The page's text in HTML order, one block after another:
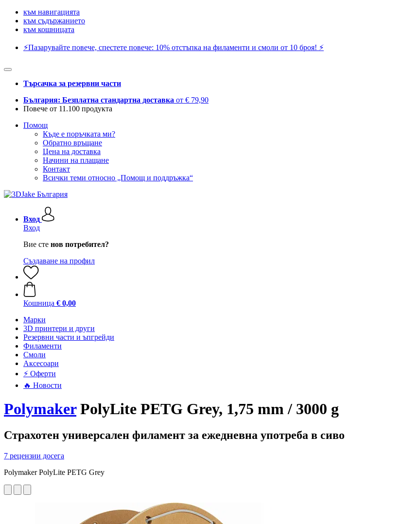
към навигацията
към съдържанието
към кошницата
⚡️Пазарувайте повече, спестете повече: 10% отстъпка на филаменти и смоли от 10 броя! ⚡️
Търсачка за резервни части
България: Безплатна стандартна доставка от € 79,90
Повече от 11.100 продукта
Помощ
Къде е поръчката ми?
Обратно връщане
Цена на доставка
Начини на плащане
Контакт
Всички теми относно „Помощ и поддръжка“
Вход
Вход
Вие сте нов потребител?
Създаване на профил
Кошница € 0,00
Mарки
3D принтери и други
Резервни части и ъпгрейди
Филаменти
Смоли
Аксесоари
⚡ Оферти
🔥 Новости
PolymakerPolyLite PETG Grey, 1,75 mm / 3000 g
Страхотен универсален филамент за ежедневна употреба в сиво
7 рецензии досега
Polymaker PolyLite PETG Grey